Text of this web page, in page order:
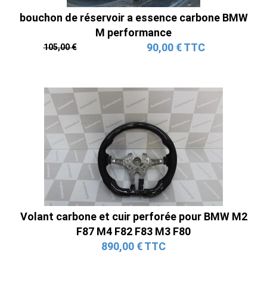
bouchon de réservoir a essence carbone BMW
M performance
105,00 € 90,00 € TTC
Volant carbone et cuir perforée pour BMW M2
F87 M4 F82 F83 M3 F80
890,00 € TTC